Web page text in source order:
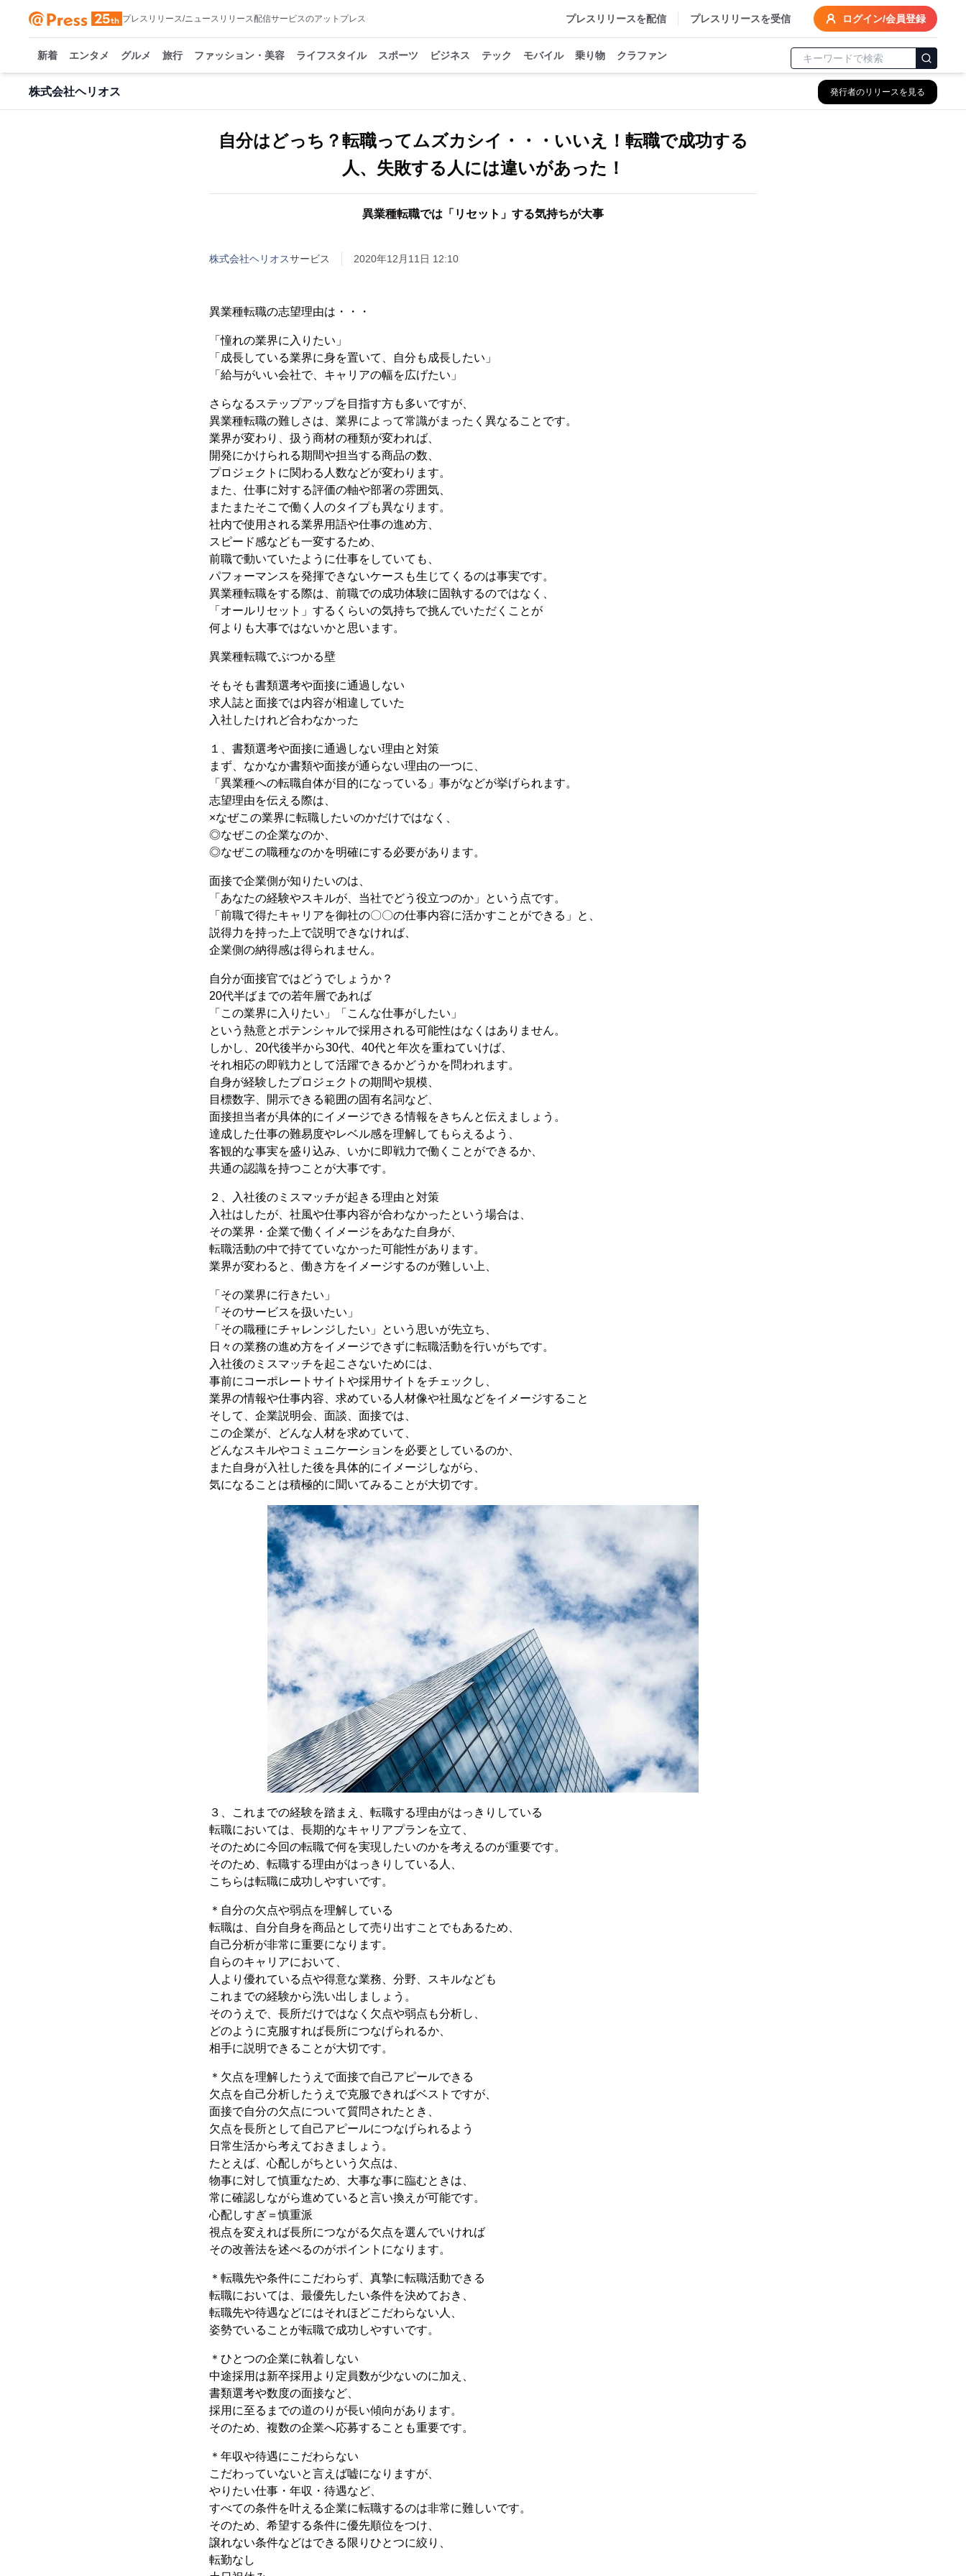
プレスリリース/ニュースリリース配信サービスのアットプレス プレスリリースを配信 プレスリリースを受信 ログイン/会員登録
新着 エンタメ グルメ 旅行 ファッション・美容 ライフスタイル スポーツ ビジネス テック モバイル 乗り物 クラファン
株式会社ヘリオス 発行者のリリースを見る
自分はどっち？転職ってムズカシイ・・・いいえ！転職で成功する
人、失敗する人には違いがあった！
異業種転職では「リセット」する気持ちが大事
株式会社ヘリオスサービス 2020年12月11日 12:10
異業種転職の志望理由は・・・
「憧れの業界に入りたい」
「成長している業界に身を置いて、自分も成長したい」
「給与がいい会社で、キャリアの幅を広げたい」
さらなるステップアップを目指す方も多いですが、
異業種転職の難しさは、業界によって常識がまったく異なることです。
業界が変わり、扱う商材の種類が変われば、
開発にかけられる期間や担当する商品の数、
プロジェクトに関わる人数などが変わります。
また、仕事に対する評価の軸や部署の雰囲気、
またまたそこで働く人のタイプも異なります。
社内で使用される業界用語や仕事の進め方、
スピード感なども一変するため、
前職で動いていたように仕事をしていても、
パフォーマンスを発揮できないケースも生じてくるのは事実です。
異業種転職をする際は、前職での成功体験に固執するのではなく、
「オールリセット」するくらいの気持ちで挑んでいただくことが
何よりも大事ではないかと思います。
異業種転職でぶつかる壁
そもそも書類選考や面接に通過しない
求人誌と面接では内容が相違していた
入社したけれど合わなかった
１、書類選考や面接に通過しない理由と対策
まず、なかなか書類や面接が通らない理由の一つに、
「異業種への転職自体が目的になっている」事がなどが挙げられます。
志望理由を伝える際は、
×なぜこの業界に転職したいのかだけではなく、
◎なぜこの企業なのか、
◎なぜこの職種なのかを明確にする必要があります。
面接で企業側が知りたいのは、
「あなたの経験やスキルが、当社でどう役立つのか」という点です。
「前職で得たキャリアを御社の〇〇の仕事内容に活かすことができる」と、
説得力を持った上で説明できなければ、
企業側の納得感は得られません。
自分が面接官ではどうでしょうか？
20代半ばまでの若年層であれば
「この業界に入りたい」「こんな仕事がしたい」
という熱意とポテンシャルで採用される可能性はなくはありません。
しかし、20代後半から30代、40代と年次を重ねていけば、
それ相応の即戦力として活躍できるかどうかを問われます。
自身が経験したプロジェクトの期間や規模、
目標数字、開示できる範囲の固有名詞など、
面接担当者が具体的にイメージできる情報をきちんと伝えましょう。
達成した仕事の難易度やレベル感を理解してもらえるよう、
客観的な事実を盛り込み、いかに即戦力で働くことができるか、
共通の認識を持つことが大事です。
２、入社後のミスマッチが起きる理由と対策
入社はしたが、社風や仕事内容が合わなかったという場合は、
その業界・企業で働くイメージをあなた自身が、
転職活動の中で持てていなかった可能性があります。
業界が変わると、働き方をイメージするのが難しい上、
「その業界に行きたい」
「そのサービスを扱いたい」
「その職種にチャレンジしたい」という思いが先立ち、
日々の業務の進め方をイメージできずに転職活動を行いがちです。
入社後のミスマッチを起こさないためには、
事前にコーポレートサイトや採用サイトをチェックし、
業界の情報や仕事内容、求めている人材像や社風などをイメージすること
そして、企業説明会、面談、面接では、
この企業が、どんな人材を求めていて、
どんなスキルやコミュニケーションを必要としているのか、
また自身が入社した後を具体的にイメージしながら、
気になることは積極的に聞いてみることが大切です。
３、これまでの経験を踏まえ、転職する理由がはっきりしている
転職においては、長期的なキャリアプランを立て、
そのために今回の転職で何を実現したいのかを考えるのが重要です。
そのため、転職する理由がはっきりしている人、
こちらは転職に成功しやすいです。
＊自分の欠点や弱点を理解している
転職は、自分自身を商品として売り出すことでもあるため、
自己分析が非常に重要になります。
自らのキャリアにおいて、
人より優れている点や得意な業務、分野、スキルなども
これまでの経験から洗い出しましょう。
そのうえで、長所だけではなく欠点や弱点も分析し、
どのように克服すれば長所につなげられるか、
相手に説明できることが大切です。
＊欠点を理解したうえで面接で自己アピールできる
欠点を自己分析したうえで克服できればベストですが、
面接で自分の欠点について質問されたとき、
欠点を長所として自己アピールにつなげられるよう
日常生活から考えておきましょう。
たとえば、心配しがちという欠点は、
物事に対して慎重なため、大事な事に臨むときは、
常に確認しながら進めていると言い換えが可能です。
心配しすぎ＝慎重派
視点を変えれば長所につながる欠点を選んでいければ
その改善法を述べるのがポイントになります。
＊転職先や条件にこだわらず、真摯に転職活動できる
転職においては、最優先したい条件を決めておき、
転職先や待遇などにはそれほどこだわらない人、
姿勢でいることが転職で成功しやすいです。
＊ひとつの企業に執着しない
中途採用は新卒採用より定員数が少ないのに加え、
書類選考や数度の面接など、
採用に至るまでの道のりが長い傾向があります。
そのため、複数の企業へ応募することも重要です。
＊年収や待遇にこだわらない
こだわっていないと言えば嘘になりますが、
やりたい仕事・年収・待遇など、
すべての条件を叶える企業に転職するのは非常に難しいです。
そのため、希望する条件に優先順位をつけ、
譲れない条件などはできる限りひとつに絞り、
転勤なし